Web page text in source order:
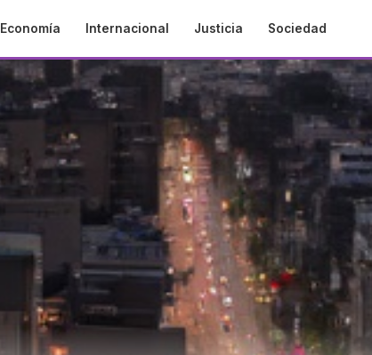
Economía Internacional Justicia Sociedad